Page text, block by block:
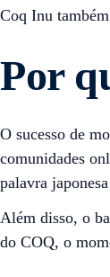
Coq Inu
Por
O sucesso de
comunidades
palavra
Além disso, o
do COQ, o